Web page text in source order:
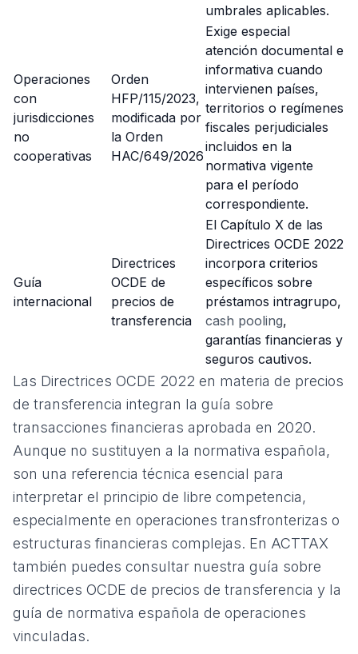
umbrales aplicables.
Operaciones
con
jurisdicciones
no
cooperativas
Orden
HFP/115/2023,
modificada por
la Orden
HAC/649/2026
Exige especial
atención documental e
informativa cuando
intervienen países,
territorios o regímenes
fiscales perjudiciales
incluidos en la
normativa vigente
para el período
correspondiente.
Guía
internacional
Directrices
OCDE de
precios de
transferencia
El Capítulo X de las
Directrices OCDE 2022
incorpora criterios
específicos sobre
préstamos intragrupo,
cash pooling,
garantías financieras y
seguros cautivos.
Las Directrices OCDE 2022 en materia de precios
de transferencia integran la guía sobre
transacciones financieras aprobada en 2020.
Aunque no sustituyen a la normativa española,
son una referencia técnica esencial para
interpretar el principio de libre competencia,
especialmente en operaciones transfronterizas o
estructuras financieras complejas. En ACTTAX
también puedes consultar nuestra guía sobre
directrices OCDE de precios de transferencia y la
guía de normativa española de operaciones
vinculadas.